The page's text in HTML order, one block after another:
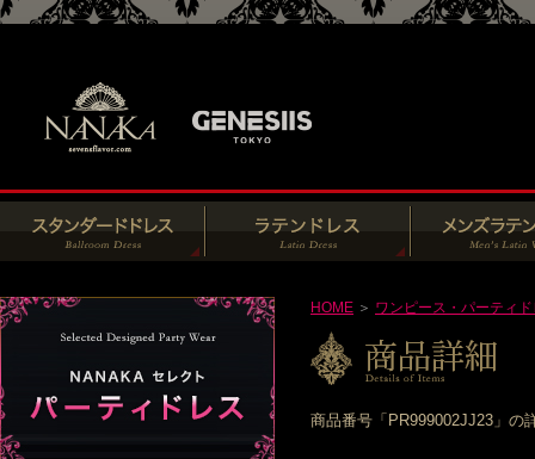
HOME ＞ ワンピース・パーティ
商品番号「PR999002JJ23」の